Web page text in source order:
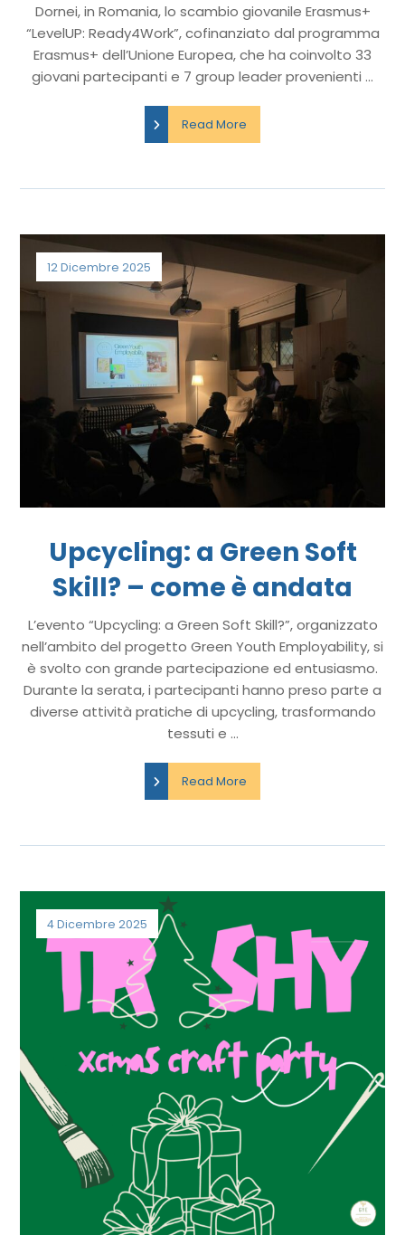
Dornei, in Romania, lo scambio giovanile Erasmus+
“LevelUP: Ready4Work”, cofinanziato dal programma
Erasmus+ dell’Unione Europea, che ha coinvolto 33
giovani partecipanti e 7 group leader provenienti ...
Read More
Upcycling: a Green Soft
Skill? – come è andata
12 Dicembre 2025
L’evento “Upcycling: a Green Soft Skill?”, organizzato
nell’ambito del progetto Green Youth Employability, si
è svolto con grande partecipazione ed entusiasmo.
Durante la serata, i partecipanti hanno preso parte a
diverse attività pratiche di upcycling, trasformando
tessuti e ...
Read More
4 Dicembre 2025